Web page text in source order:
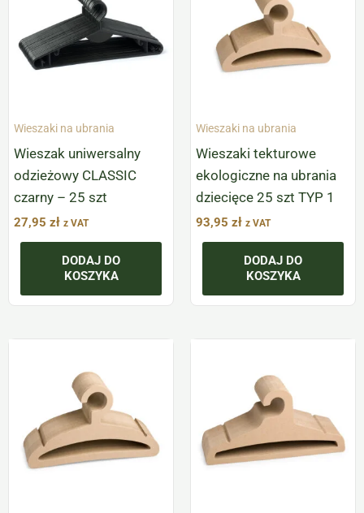
Wieszaki na ubrania
Wieszak uniwersalny
odzieżowy CLASSIC
czarny – 25 szt
27,95 zł z VAT
DODAJ DO
KOSZYKA
Wieszaki na ubrania
Wieszaki tekturowe
ekologiczne na ubrania
dziecięce 25 szt TYP 1
93,95 zł z VAT
DODAJ DO
KOSZYKA